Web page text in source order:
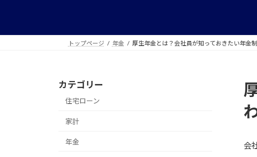
プ
動
トップページ 年金 厚生年金とは？会社員が知っておきたい年金
会
カテゴリー
住宅ローン
家計
年金